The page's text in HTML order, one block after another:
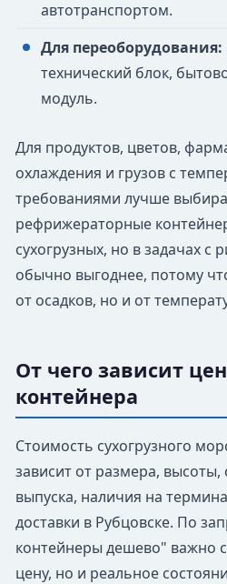
автотранспортом.
Для переоборудования:
технический блок,
модуль.
Для продуктов, цветов,
охлаждения и грузов с
требованиями лучше
рефрижераторные
сухогрузных, но в задачах с
обычно выгоднее, потому
от осадков, но и от
От чего зависит
контейнера
Стоимость сухогрузного
зависит от размера, высоты,
выпуска, наличия на
доставки в Рубцовске. По
контейнеры дешево" важно
цену, но и реальное